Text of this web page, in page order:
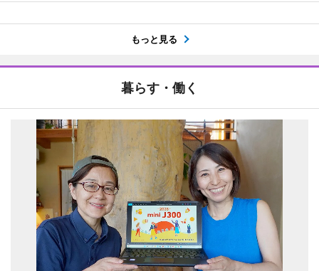
もっと見る
暮らす・働く